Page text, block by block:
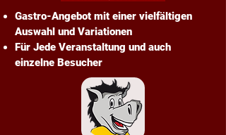
Gastro-Angebot mit einer vielfältigen
Auswahl und Variationen
Für Jede Veranstaltung und auch
einzelne Besucher